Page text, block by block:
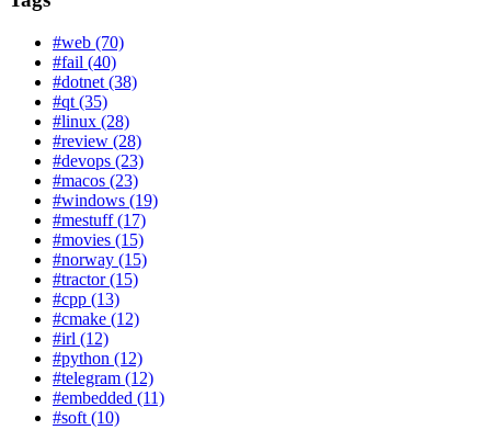
#web (70)
#fail (40)
#dotnet (38)
#qt (35)
#linux (28)
#review (28)
#devops (23)
#macos (23)
#windows (19)
#mestuff (17)
#movies (15)
#norway (15)
#tractor (15)
#cpp (13)
#cmake (12)
#irl (12)
#python (12)
#telegram (12)
#embedded (11)
#soft (10)